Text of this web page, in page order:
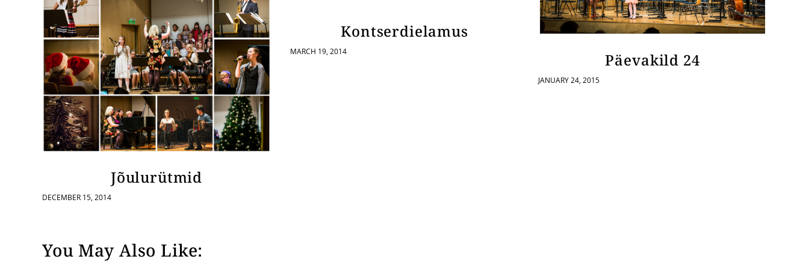
Päevakild 24
JANUARY 24, 2015
Jõulurütmid
DECEMBER 15, 2014
Kontserdielamus
MARCH 19, 2014
You May Also Like: